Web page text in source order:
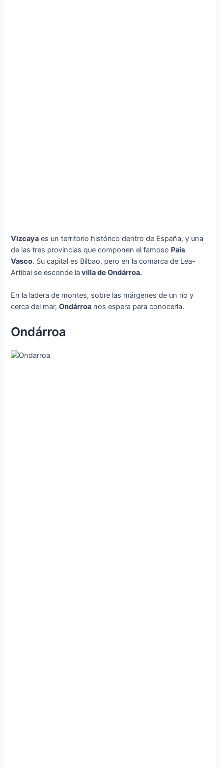
Vizcaya es un territorio histórico dentro de España, y una
de las tres provincias que componen el famoso País
Vasco. Su capital es Bilbao, pero en la comarca de Lea-
Artibai se esconde la villa de Ondárroa.
En la ladera de montes, sobre las márgenes de un río y
cerca del mar,Ondárroa nos espera para conocerla.
Ondárroa